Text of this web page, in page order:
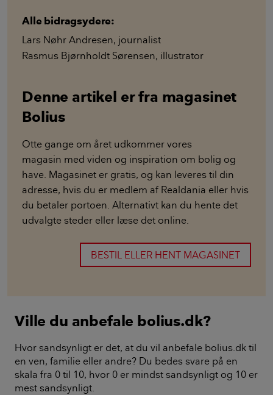
Alle bidragsydere:
Lars Nøhr Andresen, journalist
Rasmus Bjørnholdt Sørensen, illustrator
Denne artikel er fra magasinet
Bolius
Otte gange om året udkommer vores
magasin med viden og inspiration om bolig og
have. Magasinet er gratis, og kan leveres til din
adresse, hvis du er medlem af Realdania eller hvis
du betaler portoen. Alternativt kan du hente det
udvalgte steder eller læse det online.
BESTIL ELLER HENT MAGASINET
Ville du anbefale bolius.dk?
Hvor sandsynligt er det, at du vil anbefale bolius.dk til
en ven, familie eller andre? Du bedes svare på en
skala fra 0 til 10, hvor 0 er mindst sandsynligt og 10 er
mest sandsynligt.